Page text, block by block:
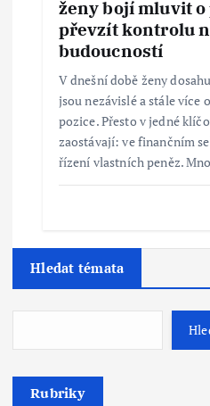
ženy bojí mluvit
převzít kontrolu
budoucností
V dnešní době ženy
jsou nezávislé a stále více
pozice. Přesto v jedné
zaostávají: ve finančním
řízení vlastních peněz.
Hledat témata
Rubriky